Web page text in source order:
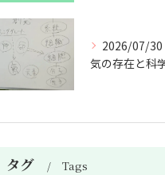
2026/07/30
タグ Tags